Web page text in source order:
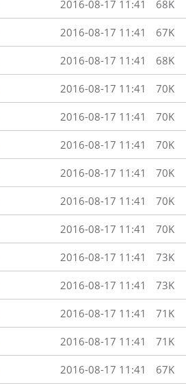
2016-08-17 11:41 68K
2016-08-17 11:41 67K
2016-08-17 11:41 68K
2016-08-17 11:41 70K
2016-08-17 11:41 70K
2016-08-17 11:41 70K
2016-08-17 11:41 70K
2016-08-17 11:41 70K
2016-08-17 11:41 70K
2016-08-17 11:41 73K
2016-08-17 11:41 73K
2016-08-17 11:41 71K
2016-08-17 11:41 71K
2016-08-17 11:41 67K